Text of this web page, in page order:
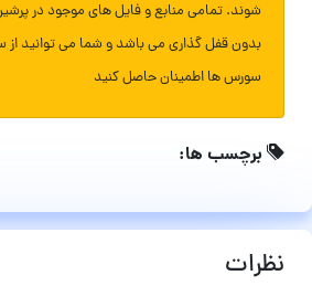
شوند. تمامی منابع و فایل های موجود در
بدون قفل گذاری می باشد و شما می توانید
سورس ها اطمینان حاصل کنید
برچسب ها:
نظرات